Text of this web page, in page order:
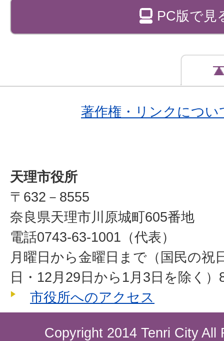
PC版で見
著作権・リンクについ
天理市役所
〒632－8555
奈良県天理市川原城町605番地
電話0743-63-1001（代表）
月曜日から金曜日まで（国民の祝
日・12月29日から1月3日を除く
市役所へのアクセス
Copyright 2014 Tenri City All